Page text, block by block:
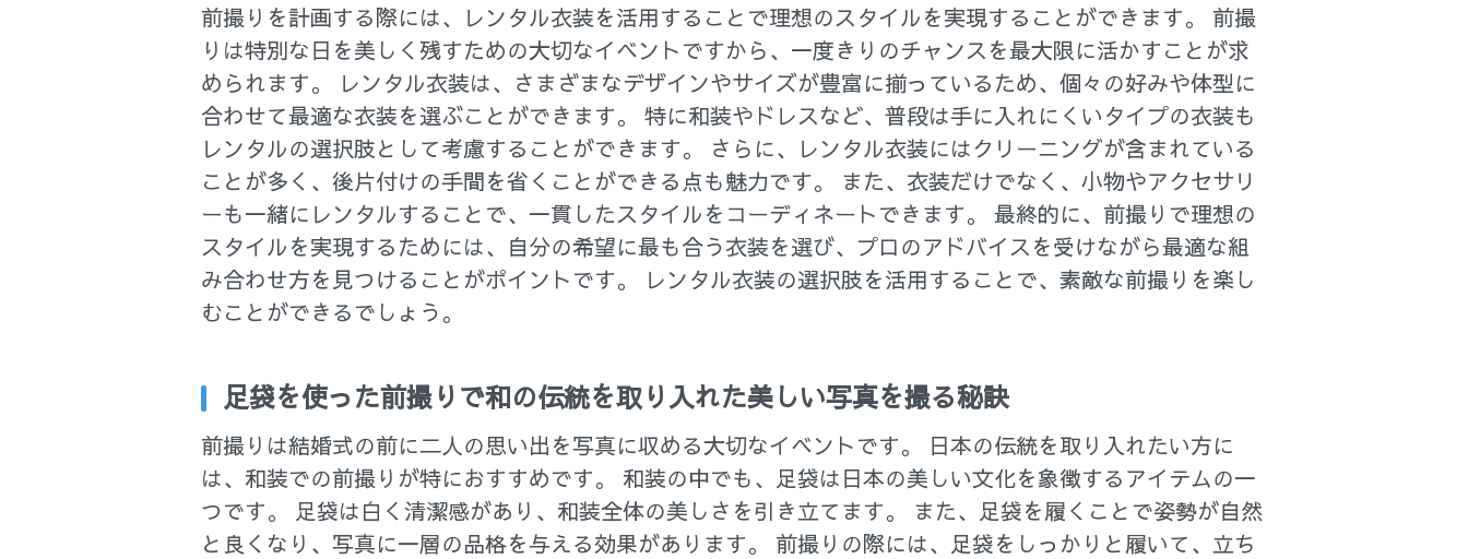
前撮りを計画する際には、レンタル衣装を活用することで理想のスタイルを実現することができます。 前撮
りは特別な日を美しく残すための大切なイベントですから、一度きりのチャンスを最大限に活かすことが求
められます。 レンタル衣装は、さまざまなデザインやサイズが豊富に揃っているため、個々の好みや体型に
合わせて最適な衣装を選ぶことができます。 特に和装やドレスなど、普段は手に入れにくいタイプの衣装も
レンタルの選択肢として考慮することができます。 さらに、レンタル衣装にはクリーニングが含まれている
ことが多く、後片付けの手間を省くことができる点も魅力です。 また、衣装だけでなく、小物やアクセサリ
ーも一緒にレンタルすることで、一貫したスタイルをコーディネートできます。 最終的に、前撮りで理想の
スタイルを実現するためには、自分の希望に最も合う衣装を選び、プロのアドバイスを受けながら最適な組
み合わせ方を見つけることがポイントです。 レンタル衣装の選択肢を活用することで、素敵な前撮りを楽し
むことができるでしょう。
足袋を使った前撮りで和の伝統を取り入れた美しい写真を撮る秘訣
前撮りは結婚式の前に二人の思い出を写真に収める大切なイベントです。 日本の伝統を取り入れたい方に
は、和装での前撮りが特におすすめです。 和装の中でも、足袋は日本の美しい文化を象徴するアイテムの一
つです。 足袋は白く清潔感があり、和装全体の美しさを引き立てます。 また、足袋を履くことで姿勢が自然
と良くなり、写真に一層の品格を与える効果があります。 前撮りの際には、足袋をしっかりと履いて、立ち